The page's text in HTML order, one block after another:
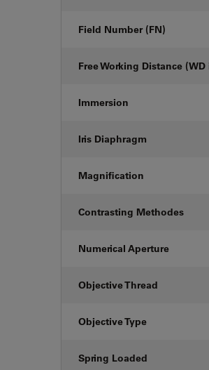
Field Number (FN)
Free Working Distance
Immersion
Iris Diaphragm
Magnification
Contrasting Methodes
Numerical Aperture
Objective Thread
Objective Type
Spring Loaded